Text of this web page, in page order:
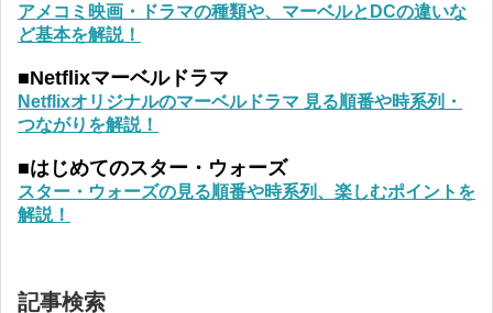
アメコミ映画・ドラマの種類や、マーベルとDCの違いな
ど基本を解説！
■Netflixマーベルドラマ
Netflixオリジナルのマーベルドラマ 見る順番や時系列・
つながりを解説！
■はじめてのスター・ウォーズ
スター・ウォーズの見る順番や時系列、楽しむポイントを
解説！
記事検索